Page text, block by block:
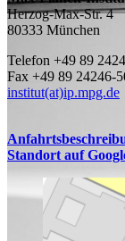
Herzog-Max-Str. 4
80333 München
Telefon +49 89
Fax +49 89 24246-
institut(at)ip.mpg.de
Standort auf